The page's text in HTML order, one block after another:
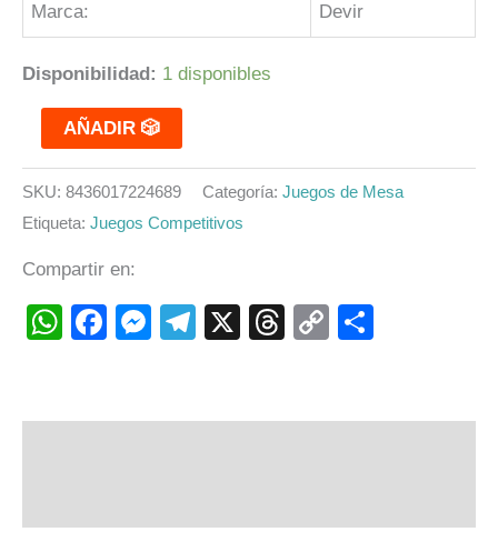
Marca: Devir
Disponibilidad: 1 disponibles
AÑADIR 🎲
SKU: 8436017224689 Categoría: Juegos de Mesa
Etiqueta: Juegos Competitivos
Compartir en:
WhatsApp
Facebook
Messenger
Telegram
X Threads
Copy